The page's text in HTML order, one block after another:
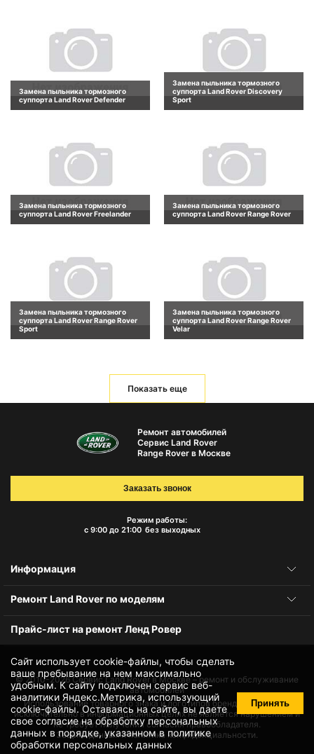
Замена пыльника тормозного
суппорта Land Rover Defender
Замена пыльника тормозного
суппорта Land Rover Discovery
Sport
Замена пыльника тормозного
суппорта Land Rover Freelander
Замена пыльника тормозного
суппорта Land Rover Range Rover
Замена пыльника тормозного
суппорта Land Rover Range Rover
Sport
Замена пыльника тормозного
суппорта Land Rover Range Rover
Velar
Показать еще
Сайт использует cookie-файлы, чтобы сделать
ваше пребывание на нем максимально
удобным. К cайту подключен сервис веб-
аналитики Яндекс.Метрика, использующий
cookie-файлы. Оставаясь на сайте, вы даете
своесогласие на обработку персональных
данных в порядке, указанном в политике
обработки персональных данных
Принять
Ремонт автомобилей
Сервис Land Rover
Range Rover в Москве
Режим работы:
с 9:00 до 21:00 без выходных
Заказать звонок
Информация
Ремонт Land Rover по моделям
Прайс-лист на ремонт Ленд Ровер
© 2010-2026Сервис Land Rover в Москве – ремонт и обслуживание
автомобилей
Использование товарного знака и логотипов бренда происходит
исключительно в информационных целях не является нарушением и
не требует получения согласия правообладателя.
Защита данных и политика конфиденциальности.